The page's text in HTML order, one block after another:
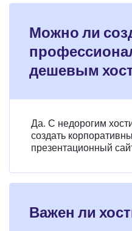
Можно ли
дешевым
Да. С недорогим
создать
презентационный
Важен ли